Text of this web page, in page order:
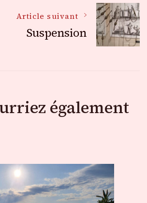
Article suivant
Suspension
également